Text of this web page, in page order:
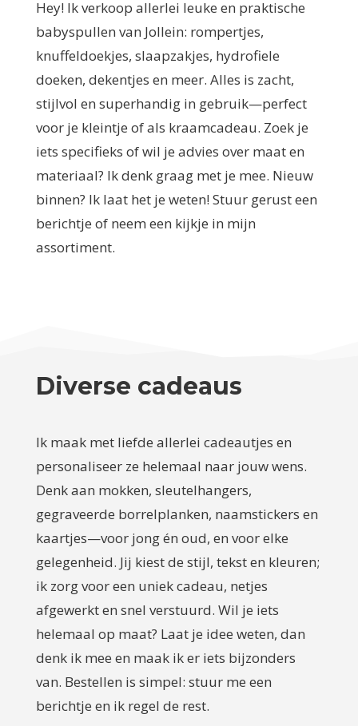
Hey! Ik verkoop allerlei leuke en praktische
babyspullen van Jollein: rompertjes,
knuffeldoekjes, slaapzakjes, hydrofiele
doeken, dekentjes en meer. Alles is zacht,
stijlvol en superhandig in gebruik—perfect
voor je kleintje of als kraamcadeau. Zoek je
iets specifieks of wil je advies over maat en
materiaal? Ik denk graag met je mee. Nieuw
binnen? Ik laat het je weten! Stuur gerust een
berichtje of neem een kijkje in mijn
assortiment.
Diverse cadeaus
Ik maak met liefde allerlei cadeautjes en
personaliseer ze helemaal naar jouw wens.
Denk aan mokken, sleutelhangers,
gegraveerde borrelplanken, naamstickers en
kaartjes—voor jong én oud, en voor elke
gelegenheid. Jij kiest de stijl, tekst en kleuren;
ik zorg voor een uniek cadeau, netjes
afgewerkt en snel verstuurd. Wil je iets
helemaal op maat? Laat je idee weten, dan
denk ik mee en maak ik er iets bijzonders
van. Bestellen is simpel: stuur me een
berichtje en ik regel de rest.